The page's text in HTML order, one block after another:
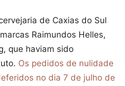
de Caxias do Sul
Raimundos Helles,
que haviam sido
Os pedidos de nulidade
no dia 7 de julho de